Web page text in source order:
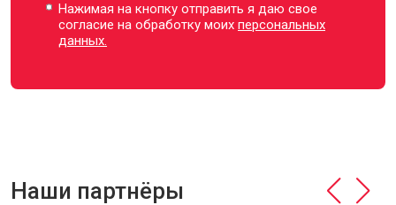
Нажимая на кнопку отправить я даю свое
согласие на обработку моихперсональных
данных.
Наши партнёры